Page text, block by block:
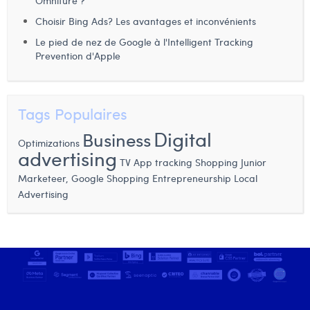
Laura Verhelst
Lena Pignoloni
Lisa Protin
Lore Fierens
Lotte Vranckx
Manon Houppertz
Choisir Bing Ads? Les avantages et inconvénients
Le pied de nez de Google à l'Intelligent Tracking
Prevention d'Apple
Tags Populaires
Optimizations BusinessDigital
advertising TV App tracking Shopping Junior
Marketeer, Google Shopping Entrepreneurship Local
Advertising